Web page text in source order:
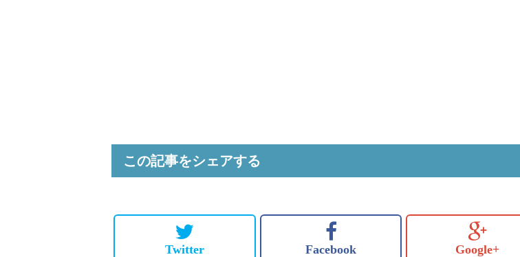
この記事をシェアする
Twitter Facebook Google+